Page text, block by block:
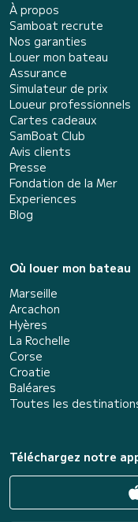
À propos
Samboat recrute
Nos garanties
Louer mon bateau
Assurance
Simulateur de prix
Loueur professionnels
Cartes cadeaux
SamBoat Club
Avis clients
Presse
Fondation de la Mer
Experiences
Blog
Où louer mon bateau
Marseille
Arcachon
Hyères
La Rochelle
Corse
Croatie
Baléares
Toutes les
Téléchargez notre